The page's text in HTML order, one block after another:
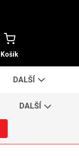
Košík
DALŠÍ
DALŠÍ